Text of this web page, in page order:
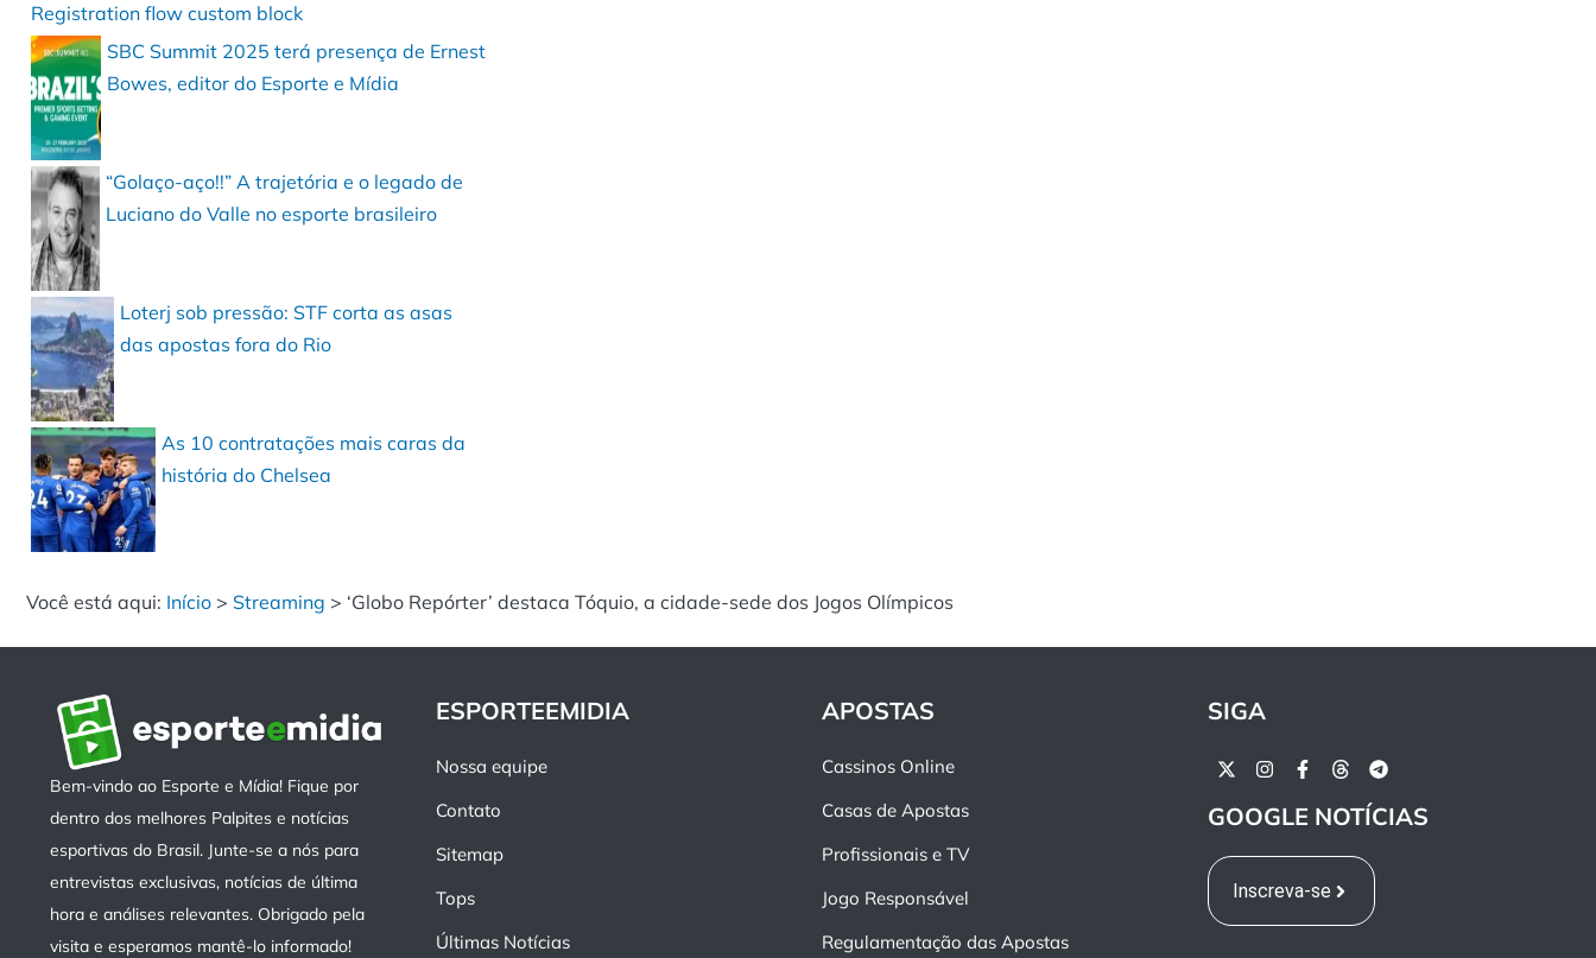
Registration flow custom block
SBC Summit 2025 terá presença de Ernest
Bowes, editor do Esporte e Mídia
“Golaço-aço!!” A trajetória e o legado de
Luciano do Valle no esporte brasileiro
Loterj sob pressão: STF corta as asas
das apostas fora do Rio
As 10 contratações mais caras da
história do Chelsea
Você está aqui: Início > Streaming > ‘Globo Repórter’ destaca Tóquio, a cidade-sede dos Jogos Olímpicos
Bem-vindo ao Esporte e Mídia! Fique por
dentro dos melhores Palpites e notícias
esportivas do Brasil. Junte-se a nós para
entrevistas exclusivas, notícias de última
hora e análises relevantes. Obrigado pela
visita e esperamos mantê-lo informado!
ESPORTEEMIDIA
Nossa equipe
Contato
Sitemap
Tops
Últimas Notícias
APOSTAS
Cassinos Online
Casas de Apostas
Profissionais e TV
Jogo Responsável
Regulamentação das Apostas
SIGA
GOOGLE NOTÍCIAS
Inscreva-se